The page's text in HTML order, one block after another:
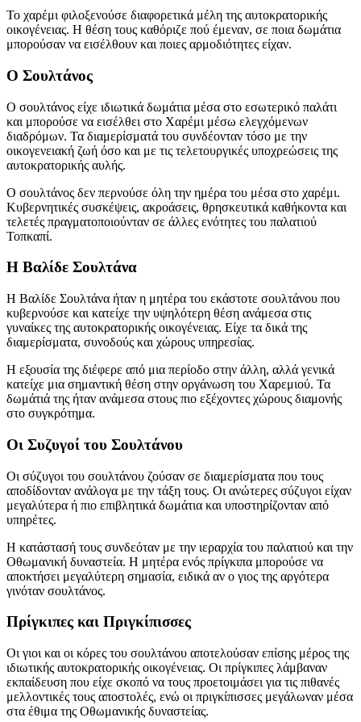
Το χαρέμι φιλοξενούσε διαφορετικά μέλη της αυτοκρατορικής
οικογένειας. Η θέση τους καθόριζε πού έμεναν, σε ποια δωμάτια
μπορούσαν να εισέλθουν και ποιες αρμοδιότητες είχαν.
Ο Σουλτάνος
Ο σουλτάνος είχε ιδιωτικά δωμάτια μέσα στο εσωτερικό παλάτι
και μπορούσε να εισέλθει στο Χαρέμι μέσω ελεγχόμενων
διαδρόμων. Τα διαμερίσματά του συνδέονταν τόσο με την
οικογενειακή ζωή όσο και με τις τελετουργικές υποχρεώσεις της
αυτοκρατορικής αυλής.
Ο σουλτάνος δεν περνούσε όλη την ημέρα του μέσα στο χαρέμι.
Κυβερνητικές συσκέψεις, ακροάσεις, θρησκευτικά καθήκοντα και
τελετές πραγματοποιούνταν σε άλλες ενότητες του παλατιού
Τοπκαπί.
Η Βαλίδε Σουλτάνα
Η Βαλίδε Σουλτάνα ήταν η μητέρα του εκάστοτε σουλτάνου που
κυβερνούσε και κατείχε την υψηλότερη θέση ανάμεσα στις
γυναίκες της αυτοκρατορικής οικογένειας. Είχε τα δικά της
διαμερίσματα, συνοδούς και χώρους υπηρεσίας.
Η εξουσία της διέφερε από μια περίοδο στην άλλη, αλλά γενικά
κατείχε μια σημαντική θέση στην οργάνωση του Χαρεμιού. Τα
δωμάτιά της ήταν ανάμεσα στους πιο εξέχοντες χώρους διαμονής
στο συγκρότημα.
Οι Συζυγοί του Σουλτάνου
Οι σύζυγοι του σουλτάνου ζούσαν σε διαμερίσματα που τους
αποδίδονταν ανάλογα με την τάξη τους. Οι ανώτερες σύζυγοι είχαν
μεγαλύτερα ή πιο επιβλητικά δωμάτια και υποστηρίζονταν από
υπηρέτες.
Η κατάστασή τους συνδεόταν με την ιεραρχία του παλατιού και την
Οθωμανική δυναστεία. Η μητέρα ενός πρίγκιπα μπορούσε να
αποκτήσει μεγαλύτερη σημασία, ειδικά αν ο γιος της αργότερα
γινόταν σουλτάνος.
Πρίγκιπες και Πριγκίπισσες
Οι γιοι και οι κόρες του σουλτάνου αποτελούσαν επίσης μέρος της
ιδιωτικής αυτοκρατορικής οικογένειας. Οι πρίγκιπες λάμβαναν
εκπαίδευση που είχε σκοπό να τους προετοιμάσει για τις πιθανές
μελλοντικές τους αποστολές, ενώ οι πριγκίπισσες μεγάλωναν μέσα
στα έθιμα της Οθωμανικής δυναστείας.